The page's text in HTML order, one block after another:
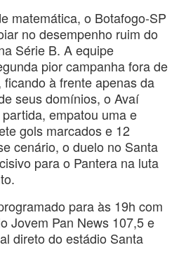
matemática, o Botafogo-SP
no desempenho ruim do
Série B. A equipe
pior campanha fora de
à frente apenas da
seus domínios, o Avaí
empatou uma e
gols marcados e 12
cenário, o duelo no Santa
para o Pantera na luta
para às 19h com
Jovem Pan News 107,5 e
direto do estádio Santa